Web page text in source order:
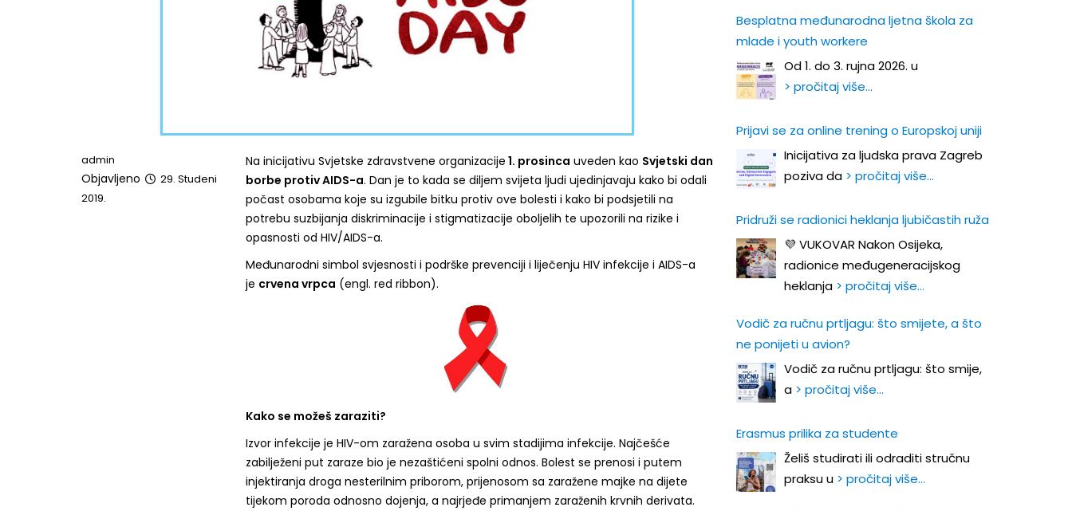
Na inicijativu Svjetske zdravstvene organizacije 1. prosinca uveden kao Svjetski dan
borbe protiv AIDS-a. Dan je to kada se diljem svijeta ljudi ujedinjavaju kako bi odali
počast osobama koje su izgubile bitku protiv ove bolesti i kako bi podsjetili na
potrebu suzbijanja diskriminacije i stigmatizacije oboljelih te upozorili na rizike i
opasnosti od HIV/AIDS-a.
Međunarodni simbol svjesnosti i podrške prevenciji i liječenju HIV infekcije i AIDS-a
je crvena vrpca (engl. red ribbon).
Kako se možeš zaraziti?
Izvor infekcije je HIV-om zaražena osoba u svim stadijima infekcije. Najčešće
zabilježeni put zaraze bio je nezaštićeni spolni odnos. Bolest se prenosi i putem
injektiranja droga nesterilnim priborom, prijenosom sa zaražene majke na dijete
tijekom poroda odnosno dojenja, a najrjeđe primanjem zaraženih krvnih derivata.
admin
Objavljeno
29. Studeni
2019.
Besplatna međunarodna ljetna škola za
mlade i youth workere
Od 1. do 3. rujna 2026. u
> pročitaj više…
Prijavi se za online trening o Europskoj uniji
Inicijativa za ljudska prava Zagreb
poziva da > pročitaj više…
Pridruži se radionici heklanja ljubičastih ruža
💜 VUKOVAR Nakon Osijeka,
radionice međugeneracijskog
heklanja > pročitaj više…
Vodič za ručnu prtljagu: što smijete, a što
ne ponijeti u avion?
Vodič za ručnu prtljagu: što smije,
a > pročitaj više…
Erasmus prilika za studente
Želiš studirati ili odraditi stručnu
praksu u > pročitaj više…